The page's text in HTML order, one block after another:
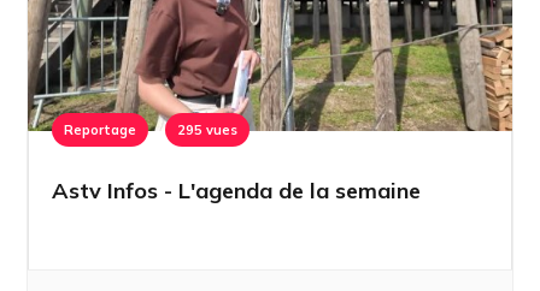
Reportage 295 vues
Astv Infos - L'agenda de la semaine